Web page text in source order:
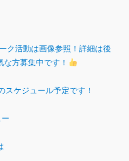
ク活動は画像参照！詳細は後
方募集中です！
ケジュール予定です！